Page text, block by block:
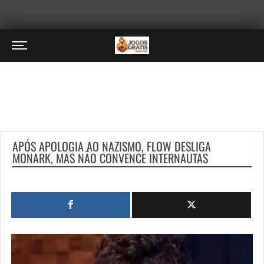
APÓS APOLOGIA AO NAZISMO, FLOW DESLIGA
MONARK, MAS NÃO CONVENCE INTERNAUTAS